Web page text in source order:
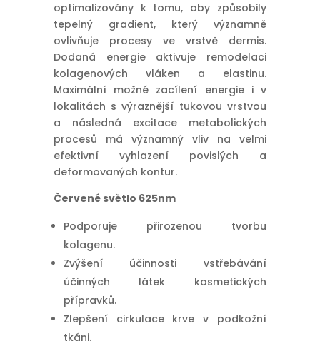
optimalizovány k tomu, aby způsobily
tepelný gradient, který významně
ovlivňuje procesy ve vrstvě dermis.
Dodaná energie aktivuje remodelaci
kolagenových vláken a elastinu.
Maximální možné zacílení energie i v
lokalitách s výraznější tukovou vrstvou
a následná excitace metabolických
procesů má významný vliv na velmi
efektivní vyhlazení povislých a
deformovaných kontur.
Červené světlo 625nm
Podporuje přirozenou tvorbu
kolagenu.
Zvýšení účinnosti vstřebávání
účinných látek kosmetických
přípravků.
Zlepšení cirkulace krve v podkožní
tkáni.